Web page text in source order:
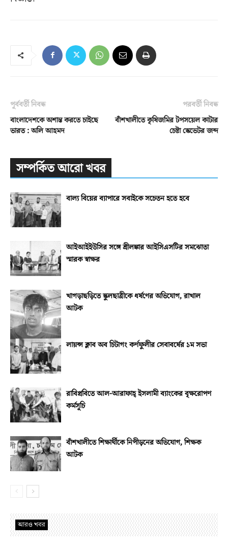
পূর্ববর্তী নিবন্ধ
বাংলাদেশকে অশান্ত করতে চাইছে
ভারত : অলি আহমদ
পরবর্তী নিবন্ধ
বাঁশখালীতে কৃষিজমির টপসয়েল কাটার
চেষ্টা স্কেভেটর জব্দ
সম্পর্কিত আরো খবর
বাল্য বিয়ের ব্যাপারে সবাইকে সচেতন হতে হবে
আইআইইউসির সঙ্গে শ্রীলঙ্কার আইসিএসটির সমঝোতা
স্মারক স্বাক্ষর
খাগড়াছড়িতে স্কুলছাত্রীকে ধর্ষণের অভিযোগ, রাখাল
আটক
লায়ন্স ক্লাব অব চিটাগং কর্ণফুলীর সেবাবর্ষের ১ম সভা
রাবিপ্রবিতে আল-আরাফাহ্‌ ইসলামী ব্যাংকের বৃক্ষরোপণ
কর্মসূচি
বাঁশখালীতে শিক্ষার্থীকে নিপীড়নের অভিযোগ, শিক্ষক
আটক
আরও খবর